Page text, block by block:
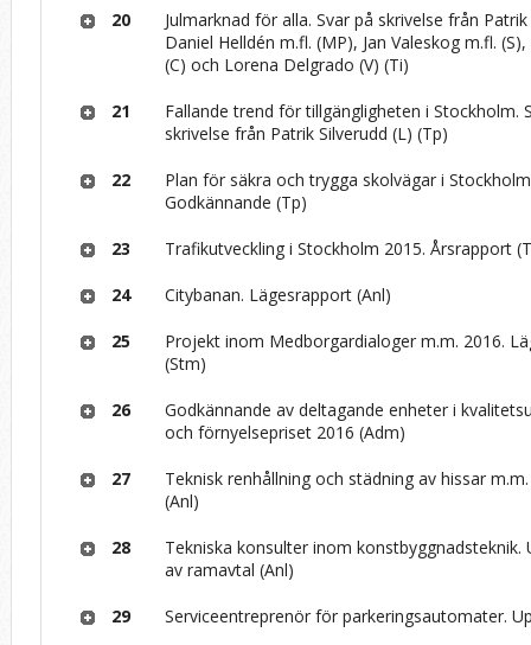
20
Julmarknad för alla. Svar på skrivelse från
Daniel Helldén m.fl. (MP), Jan Valeskog m.fl.
(C) och Lorena Delgrado (V) (Ti)
21
Fallande trend för tillgängligheten i Stockholm.
skrivelse från Patrik Silverudd (L) (Tp)
22
Plan för säkra och trygga skolvägar i
Godkännande (Tp)
23 Trafikutveckling i Stockholm 2015. Årsrapport
24 Citybanan. Lägesrapport (Anl)
25
Projekt inom Medborgardialoger m.m. 2016.
(Stm)
26
Godkännande av deltagande enheter i
och förnyelsepriset 2016 (Adm)
27
Teknisk renhållning och städning av hissar
(Anl)
28
Tekniska konsulter inom konstbyggnadsteknik.
av ramavtal (Anl)
29 Serviceentreprenör för parkeringsautomater.